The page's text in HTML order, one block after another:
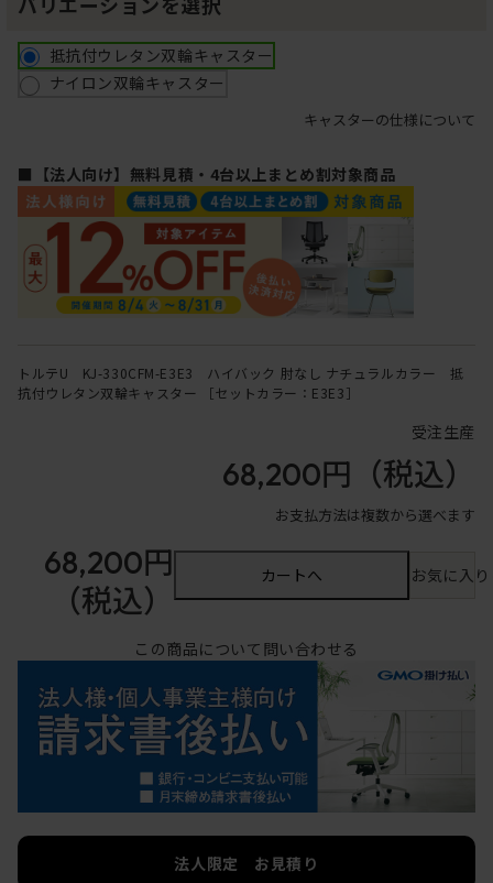
抵抗付ウレタン双輪キャスター
ナイロン双輪キャスター
キャスターの仕様について
■【法人向け】無料見積・4台以上まとめ割対象商品
トルテU KJ-330CFM-E3E3 ハイバック 肘なし ナチュラルカラー 抵
抗付ウレタン双輪キャスター ［セットカラー：E3E3］
受注生産
68,200円 （税込）
お支払方法は複数から選べます
68,200円
（税込）
カートへ お気に入
この商品について問い合わせる
法人限定 お見積り